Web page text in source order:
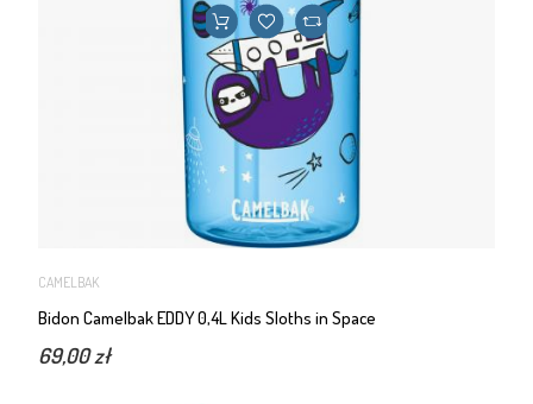
CAMELBAK
Bidon Camelbak EDDY 0,4L Kids Sloths in Space
69,00 zł